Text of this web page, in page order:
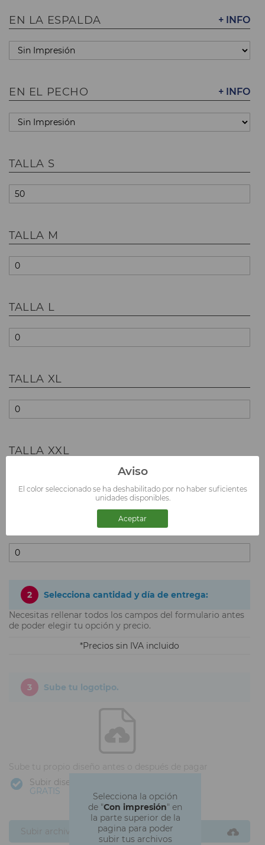
+ INFO
EN LA ESPALDA
+ INFO
EN EL PECHO
TALLA S
TALLA M
TALLA L
TALLA XL
TALLA XXL
2
Selecciona cantidad y día de entrega:
Necesitas rellenar todos los campos del formulario antes
de poder elegir tu opción y precio.
Precios sin IVA incluido
Selecciona la opción
de "Con impresión" en
la parte superior de la
pagina para poder
subir tus archivos
3 Sube tu logotipo.
Sube tu propio diseño antes o después de pagar
Subir diseño
GRATIS
Subir archivos ahora
Aviso
El color seleccionado se ha deshabilitado por no haber suficientes
unidades disponibles.
Aceptar